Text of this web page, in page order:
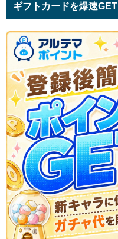
ギフトカードを爆速GET